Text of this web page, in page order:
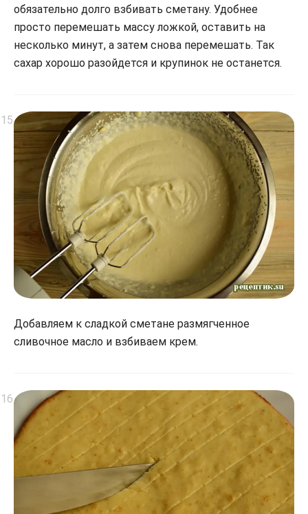
обязательно долго взбивать сметану. Удобнее
просто перемешать массу ложкой, оставить на
несколько минут, а затем снова перемешать. Так
сахар хорошо разойдется и крупинок не останется.
Добавляем к сладкой сметане размягченное
сливочное масло и взбиваем крем.